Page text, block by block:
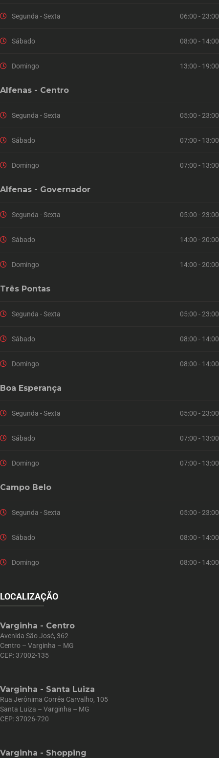
Segunda - Sexta 06:00 - 23:00
Sábado 08:00 - 14:00
Domingo 13:00 - 19:00
Alfenas - Centro
Segunda - Sexta 05:00 - 23:00
Sábado 07:00 - 13:00
Domingo 07:00 - 13:00
Alfenas - Governador
Segunda - Sexta 05:00 - 23:00
Sábado 14:00 - 20:00
Domingo 14:00 - 20:00
Três Pontas
Segunda - Sexta 05:00 - 23:00
Sábado 08:00 - 14:00
Domingo 08:00 - 14:00
Boa Esperança
Segunda - Sexta 05:00 - 23:00
Sábado 07:00 - 13:00
Domingo 07:00 - 13:00
Campo Belo
Segunda - Sexta 05:00 - 23:00
Sábado 08:00 - 14:00
Domingo 08:00 - 14:00
LOCALIZAÇÃO
Varginha - Centro
Avenida São José, 362
Centro – Varginha – MG
CEP: 37002-135
Varginha - Santa Luiza
Rua Jerônima Corrêa Carvalho, 105
Santa Luiza – Varginha – MG
CEP: 37026-720
Varginha - Shopping